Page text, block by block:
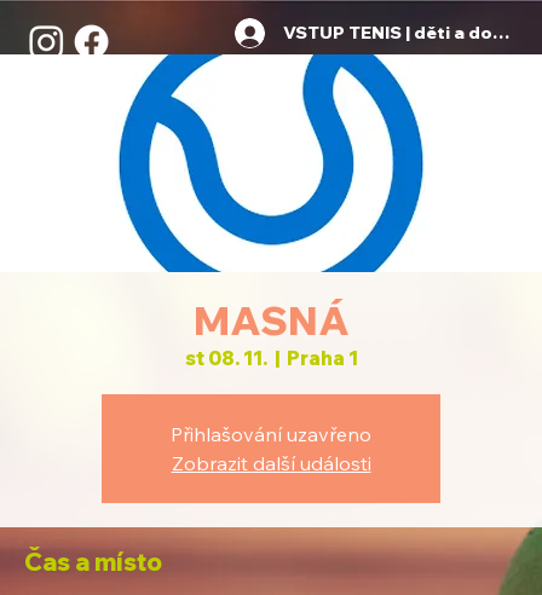
VSTUP TENIS | děti a dospělí
MASNÁ
st 08. 11.
  |
Praha 1
Přihlašování uzavřeno
Zobrazit další události
Čas a místo